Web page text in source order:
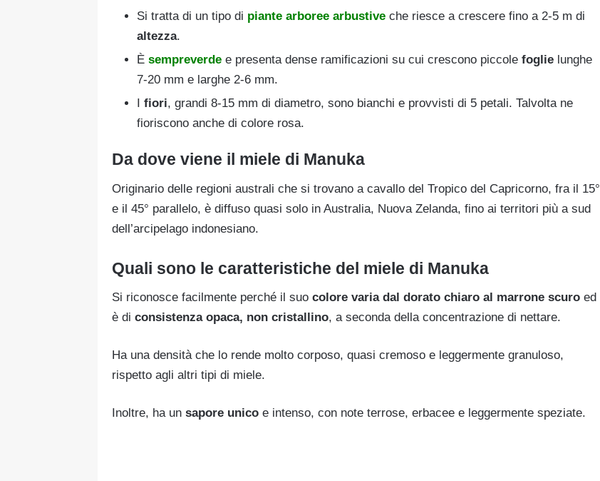
Si tratta di un tipo di piante arboree arbustive che riesce a crescere fino a 2-5 m di
altezza.
È sempreverde e presenta dense ramificazioni su cui crescono piccole foglie lunghe
7-20 mm e larghe 2-6 mm.
I fiori, grandi 8-15 mm di diametro, sono bianchi e provvisti di 5 petali. Talvolta ne
fioriscono anche di colore rosa.
Da dove viene il miele di Manuka
Originario delle regioni australi che si trovano a cavallo del Tropico del Capricorno, fra il 15°
e il 45° parallelo, è diffuso quasi solo in Australia, Nuova Zelanda, fino ai territori più a sud
dell’arcipelago indonesiano.
Quali sono le caratteristiche del miele di Manuka
Si riconosce facilmente perché il suo colore varia dal dorato chiaro al marrone scuro ed
è di consistenza opaca, non cristallino, a seconda della concentrazione di nettare.
Ha una densità che lo rende molto corposo, quasi cremoso e leggermente granuloso,
rispetto agli altri tipi di miele.
Inoltre, ha un sapore unico e intenso, con note terrose, erbacee e leggermente speziate.